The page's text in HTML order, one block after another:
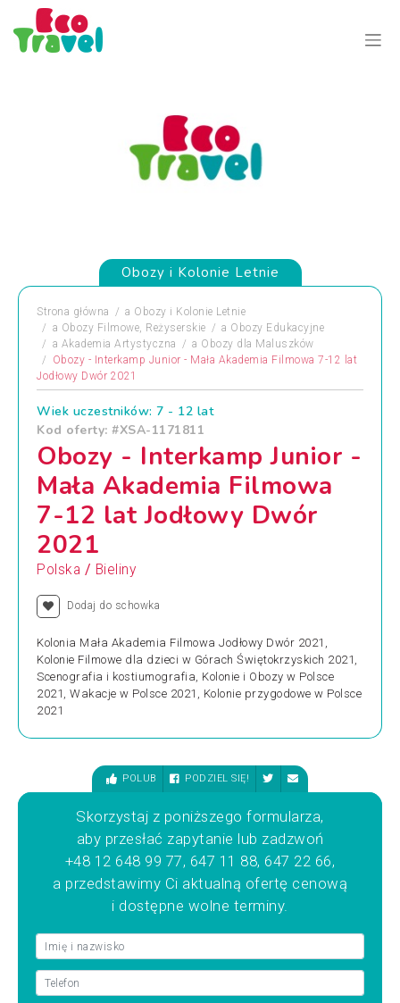
Obozy i Kolonie Letnie
Strona główna a Obozy i Kolonie Letnie
a Obozy Filmowe, Reżyserskie a Obozy Edukacyjne
a Akademia Artystyczna a Obozy dla Maluszków
Obozy - Interkamp Junior - Mała Akademia Filmowa 7-12 lat
Jodłowy Dwór 2021
Wiek uczestników: 7 - 12 lat
Kod oferty: #XSA-1171811
Obozy - Interkamp Junior -
Mała Akademia Filmowa
7-12 lat Jodłowy Dwór
2021
Polska / Bieliny
Dodaj do schowka
Kolonia Mała Akademia Filmowa Jodłowy Dwór 2021,
Kolonie Filmowe dla dzieci w Górach Świętokrzyskich 2021,
Scenografia i kostiumografia, Kolonie i Obozy w Polsce
2021, Wakacje w Polsce 2021, Kolonie przygodowe w Polsce
2021
POLUB PODZIEL SIĘ!
Skorzystaj z poniższego formularza,
aby przesłać zapytanie lub zadzwoń
+48 12 648 99 77, 647 11 88, 647 22 66,
a przedstawimy Ci aktualną ofertę cenową
i dostępne wolne terminy.